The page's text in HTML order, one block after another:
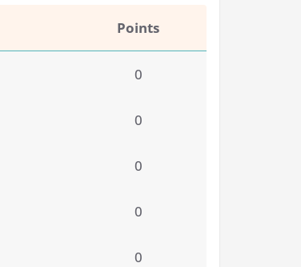
Points
0
0
0
0
0